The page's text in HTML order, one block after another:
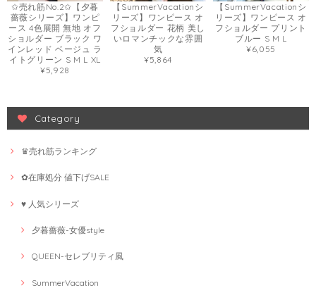
✩売れ筋No.2✩【夕暮
薔薇シリーズ】ワンピ
ース 4色展開 無地 オフ
ショルダー ブラック ワ
インレッド ベージュ ラ
イトグリーン S M L XL
¥5,928
【SummerVacationシ
リーズ】ワンピース オ
フショルダー 花柄 美し
いロマンチックな雰囲
気
¥5,864
【SummerVacationシ
リーズ】ワンピース オ
フショルダー プリント
ブルー S M L
¥6,055
Category
♛売れ筋ランキング
✿在庫処分 値下げSALE
♥ 人気シリーズ
夕暮薔薇-女優style
QUEEN-セレブリティ風
SummerVacation